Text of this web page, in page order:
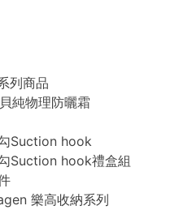
列商品
純物理防曬霜
Suction hook
Suction hook禮盒組
樂高收納系列